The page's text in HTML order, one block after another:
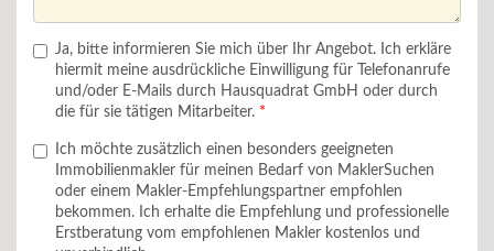
Ja, bitte informieren Sie mich über Ihr Angebot. Ich erkläre
hiermit meine ausdrückliche Einwilligung für Telefonanrufe
und/oder E-Mails durch Hausquadrat GmbH oder durch
die für sie tätigen Mitarbeiter.
Ich möchte zusätzlich einen besonders geeigneten
Immobilienmakler für meinen Bedarf von MaklerSuchen
oder einem Makler-Empfehlungspartner empfohlen
bekommen. Ich erhalte die Empfehlung und professionelle
Erstberatung vom empfohlenen Makler kostenlos und